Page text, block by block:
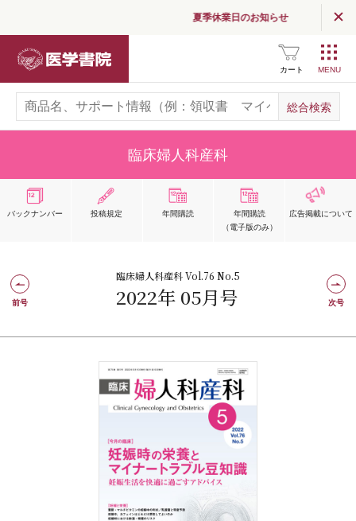
夏季休業日のお知らせ
カート
臨床婦人科産科
バックナンバー 投稿規定 年間購読
年間購読
（電子版のみ）
広告掲載について
臨床婦人科産科 Vol.76 No.5
2022年 05月号
前号 次号